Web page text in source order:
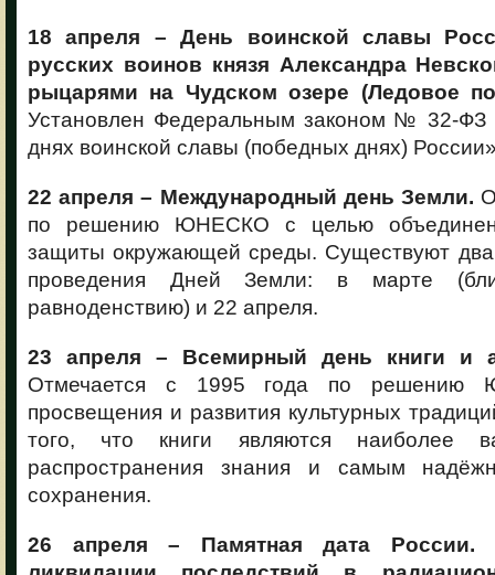
18 апреля – День воинской славы
русских воинов князя Александра
рыцарями на Чудском озере (Ледовое
Установлен Федеральным законом № 32-ФЗ
днях воинской славы (победных днях)
22 апреля – Международный день Земли.
по решению ЮНЕСКО с целью
защиты окружающей среды. Существуют
проведения Дней Земли: в марте
равноденствию) и 22 апреля.
23 апреля – Всемирный день книги и
Отмечается с 1995 года по
просвещения и развития культурных
того, что книги являются наиболее
распространения знания и самым
сохранения.
26 апреля – Памятная дата России.